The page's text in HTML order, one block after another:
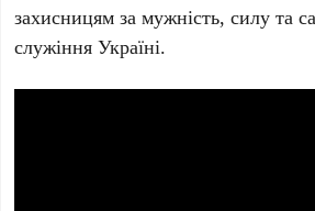
захисницям за мужність, силу та
служіння Україні.